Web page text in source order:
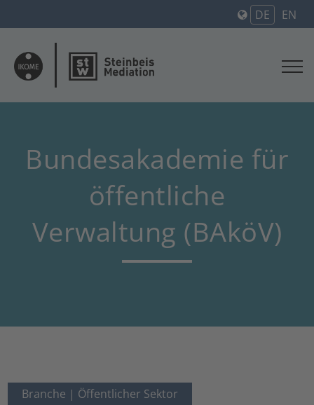
DE EN
Bundesakademie für
öffentliche
Verwaltung (BAköV)
Branche | Öffentlicher Sektor